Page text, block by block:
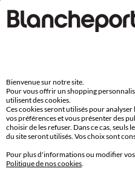
Paiement 100%
Payez plus tard ou en
Retours gratuits
sous 30 jours avec
Service clients
de 8h00 à 20h00 du
Bienvenue sur notre site.
Pour vous offrir un shopping
utilisent des cookies.
Ces cookies seront utilisés pour
vos préférences et vous présenter des
choisir de les refuser. Dans ce cas, seuls
du site seront utilisés. Vos choix sont
Pour plus d'informations ou modifier
Politique de nos cookies.